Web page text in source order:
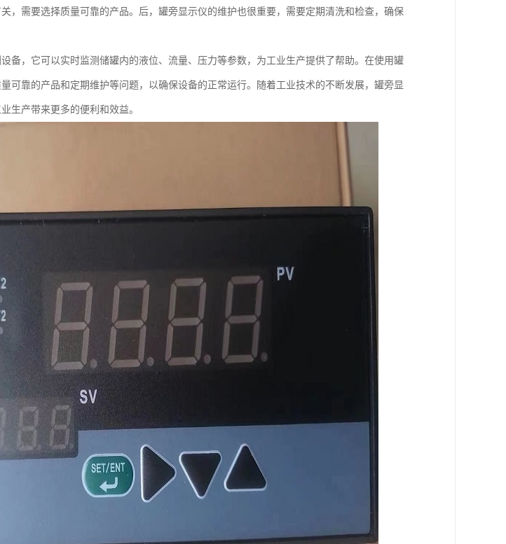
，需要选择质量可靠的产品。后，罐旁显示仪的维护也很重要，需要定期清洗和检查，确保
备，它可以实时监测储罐内的液位、流量、压力等参数，为工业生产提供了帮助。在使用罐
可靠的产品和定期维护等问题，以确保设备的正常运行。随着工业技术的不断发展，罐旁显
生产带来更多的便利和效益。